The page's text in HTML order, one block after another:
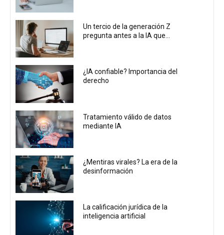
Un tercio de la generación Z
pregunta antes a la IA que...
¿IA confiable? Importancia del
derecho
Tratamiento válido de datos
mediante IA
¿Mentiras virales? La era de la
desinformación
La calificación jurídica de la
inteligencia artificial